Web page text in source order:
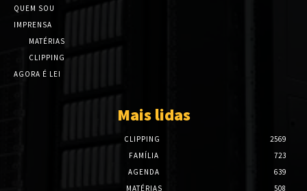
QUEM SOU
IMPRENSA
MATÉRIAS
CLIPPING
AGORA É LEI
Mais lidas
CLIPPING
2569
FAMÍLIA
723
AGENDA
639
MATÉRIAS
508